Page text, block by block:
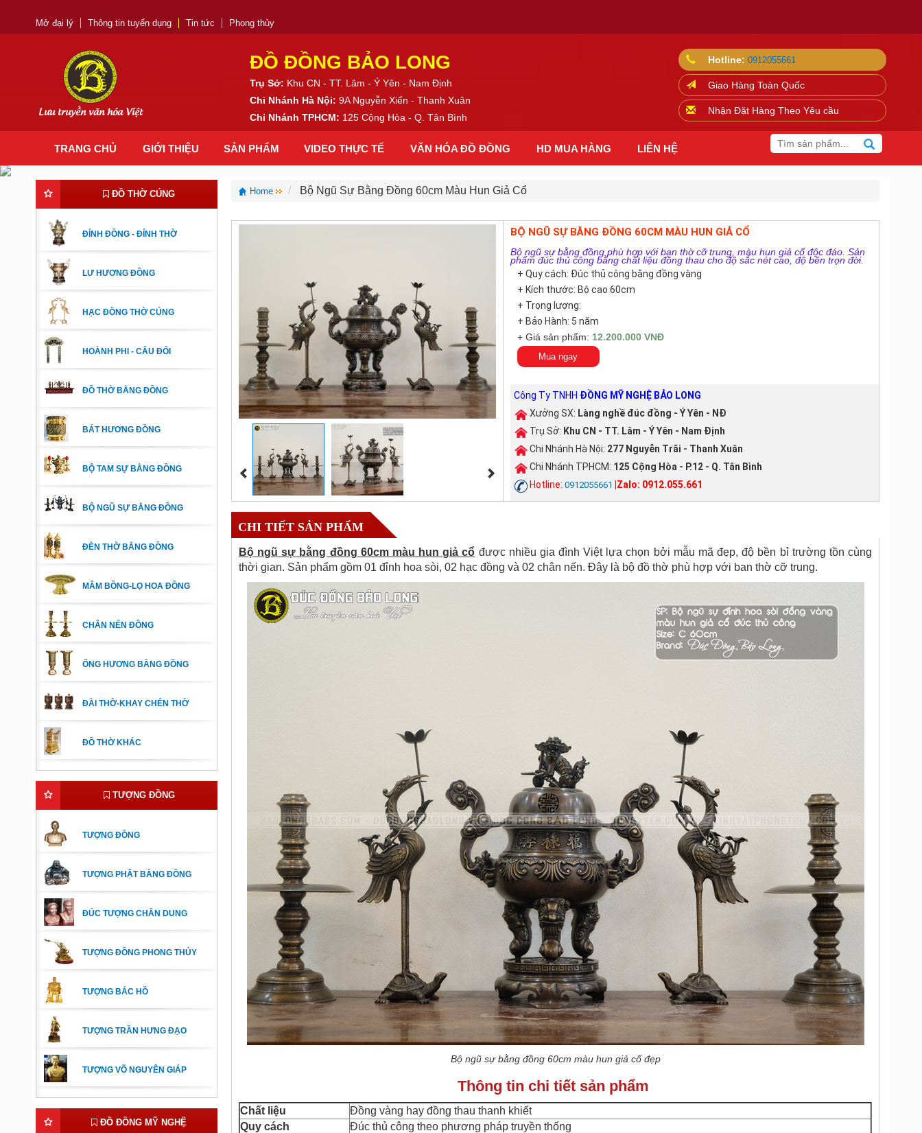
Mở đại lý Thông tin tuyển dụng Tin tức Phong thủy
Lưu truyền văn hóa Việt
ĐỒ ĐỒNG BẢO LONG
Trụ Sở: Khu CN - TT. Lâm - Ý Yên - Nam Định
Chi Nhánh Hà Nội:9A Nguyễn Xiển - Thanh Xuân
Chi Nhánh TPHCM: 125 Cộng Hòa - Q. Tân Bình
Hotline: 0912055661
Giao Hàng Toàn Quốc
Nhận Đặt Hàng Theo Yêu cầu
TRANG CHỦ GIỚI THIỆU SẢN PHẨM VIDEO THỰC TẾ VĂN HÓA ĐỒ ĐỒNG HD MUA HÀNG LIÊN HỆ
ĐỒ THỜ CÚNG
ĐỈNH ĐỒNG - ĐỈNH THỜ
LƯ HƯƠNG ĐỒNG
HẠC ĐỒNG THỜ CÚNG
HOÀNH PHI - CÂU ĐỐI
ĐỒ THỜ BẰNG ĐỒNG
BÁT HƯƠNG ĐỒNG
BỘ TAM SỰ BẰNG ĐỒNG
BỘ NGŨ SỰ BẰNG ĐỒNG
ĐÈN THỜ BẰNG ĐỒNG
MÂM BỒNG-LỌ HOA ĐỒNG
CHÂN NẾN ĐỒNG
ỐNG HƯƠNG BẰNG ĐỒNG
ĐÀI THỜ-KHAY CHÉN THỜ
ĐỒ THỜ KHÁC
TƯỢNG ĐỒNG
TƯỢNG ĐỒNG
TƯỢNG PHẬT BẰNG ĐỒNG
ĐÚC TƯỢNG CHÂN DUNG
TƯỢNG ĐỒNG PHONG THỦY
TƯỢNG BÁC HỒ
TƯỢNG TRẦN HƯNG ĐẠO
TƯỢNG VÕ NGUYÊN GIÁP
ĐỒ ĐỒNG MỸ NGHỆ
Home Bộ Ngũ Sự Bằng Đồng 60cm Màu Hun Giả Cổ
BỘ NGŨ SỰ BẰNG ĐỒNG 60CM MÀU HUN GIẢ CỔ
Bộ ngũ sự bằng đồng phù hợp với ban thờ cỡ trung, màu hun giả cổ độc đáo. Sản
phẩm đúc thủ công bằng chất liệu đồng thau cho độ sắc nét cao, độ bền trọn đời.
+ Quy cách: Đúc thủ công bằng đồng vàng
+ Kích thước: Bộ cao 60cm
+ Trọng lượng:
+ Bảo Hành: 5 năm
+ Giá sản phẩm: 12.200.000 VNĐ
Mua ngay
Công Ty TNHH ĐỒNG MỸ NGHỆ BẢO LONG
Xưởng SX: Làng nghề đúc đồng - Ý Yên - NĐ
Trụ Sở: Khu CN - TT. Lâm - Ý Yên - Nam Định
Chi Nhánh Hà Nội: 277 Nguyễn Trãi - Thanh Xuân
Chi Nhánh TPHCM: 125 Cộng Hòa - P.12 - Q. Tân Bình
Hotline: 0912055661 |Zalo: 0912.055.661
CHI TIẾT SẢN PHẨM
Bộ ngũ sự bằng đồng 60cm màu hun giả cổ được nhiều gia đình Việt lựa chọn bởi mẫu mã đẹp, độ bền bỉ trường tồn cùng
thời gian. Sản phẩm gồm 01 đỉnh hoa sòi, 02 hạc đồng và 02 chân nến. Đây là bộ đồ thờ phù hợp với ban thờ cỡ trung.
Bộ ngũ sự bằng đồng 60cm màu hun giả cổ đẹp
Thông tin chi tiết sản phẩm
Chất liệu
Đồng vàng hay đồng thau thanh khiết
Quy cách
Đúc thủ công theo phương pháp truyền thống